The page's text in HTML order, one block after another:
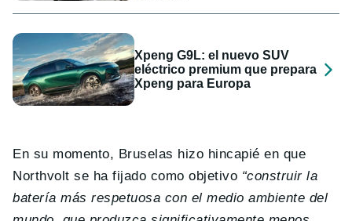
Xpeng G9L: el nuevo SUV
eléctrico premium que prepara
Xpeng para Europa
En su momento, Bruselas hizo hincapié en que
Northvolt se ha fijado como objetivo “construir la
batería más respetuosa con el medio ambiente del